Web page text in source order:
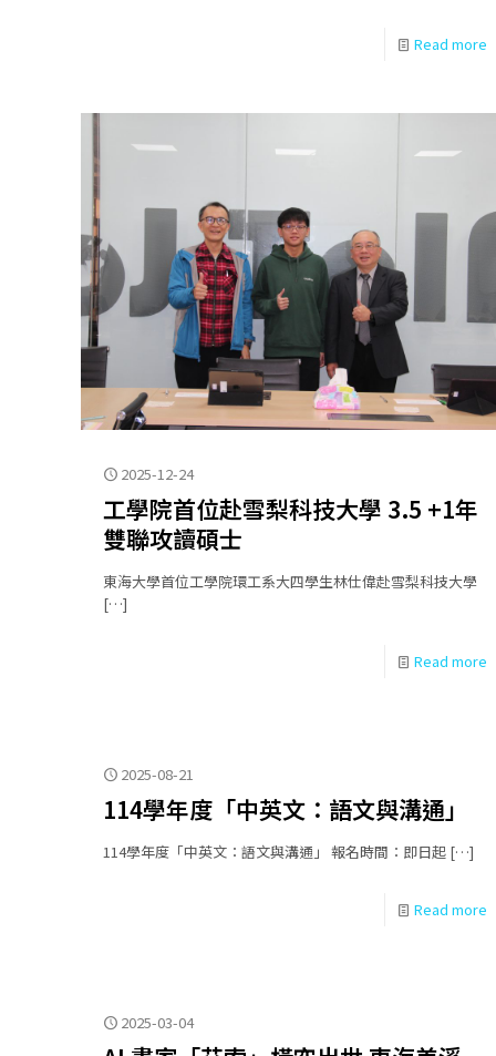
Read more
2025-12-24
工學院首位赴雪梨科技大學 3.5 +1年
雙聯攻讀碩士
東海大學首位工學院環工系大四學生林仕偉赴雪梨科技大學
[…]
Read more
2025-08-21
114學年度「中英文：語文與溝通」
114學年度「中英文：語文與溝通」 報名時間：即日起 […]
Read more
2025-03-04